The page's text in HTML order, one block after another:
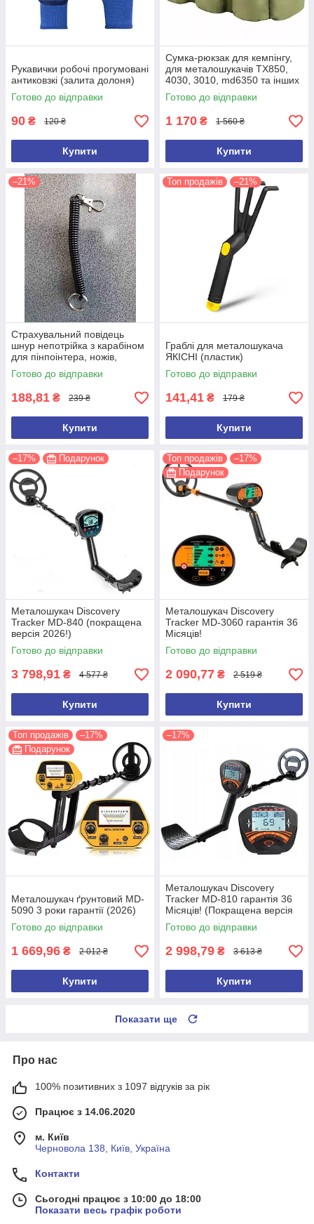
Рукавички робочі прогумовані
антиковзкі (залита долоня)
Готово до відправки
90 ₴ 120 ₴
Купити
Сумка-рюкзак для кемпінгу,
для металошукачів TX850,
4030, 3010, md6350 та інших
(ємність 100 л)
Готово до відправки
1 170 ₴ 1 560 ₴
Купити
–21%
Страхувальний повідець
шнур непотрійка з карабіном
для пінпоінтера, ножів,
ліхтарів, рацій, ключів
Готово до відправки
188,81 ₴ 239 ₴
Купити
Топ продажів –21%
Граблі для металошукача
ЯКІСНІ (пластик)
Готово до відправки
141,41 ₴ 179 ₴
Купити
–17% Подарунок
Металошукач Discovery
Tracker MD-840 (покращена
версія 2026!)
Готово до відправки
3 798,91 ₴ 4 577 ₴
Купити
Топ продажів
–17%
Подарунок
Металошукач Discovery
Tracker MD-3060 гарантія 36
Місяців!
Готово до відправки
2 090,77 ₴ 2 519 ₴
Купити
Топ продажів
–17%
Подарунок
Металошукач ґрунтовий MD-
5090 3 роки гарантії (2026)
Готово до відправки
1 669,96 ₴ 2 012 ₴
Купити
–17%
Металошукач Discovery
Tracker MD-810 гарантія 36
Місяців! (Покращена версія
2026 року)
Готово до відправки
2 998,79 ₴ 3 613 ₴
Купити
Показати ще
Про нас
100% позитивних з 1097 відгуків за рік
Працює з 14.06.2020
м. Київ
Черновола 138, Київ, Україна
Контакти
Сьогодні працює з 10:00 до 18:00
Показати весь графік роботи